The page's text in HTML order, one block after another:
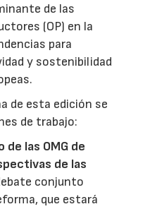
de las
(OP) en la
para
y sostenibilidad
de esta edición se
de trabajo:
de las OMG de
de las
conjunto
que estará